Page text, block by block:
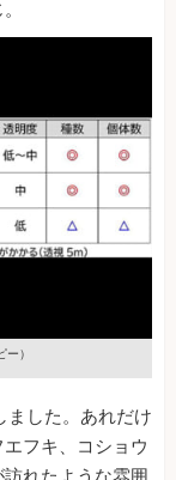
）
ました。あれだけ
フキ、コショウ